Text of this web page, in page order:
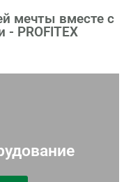
мечты вместе с
PROFITEX